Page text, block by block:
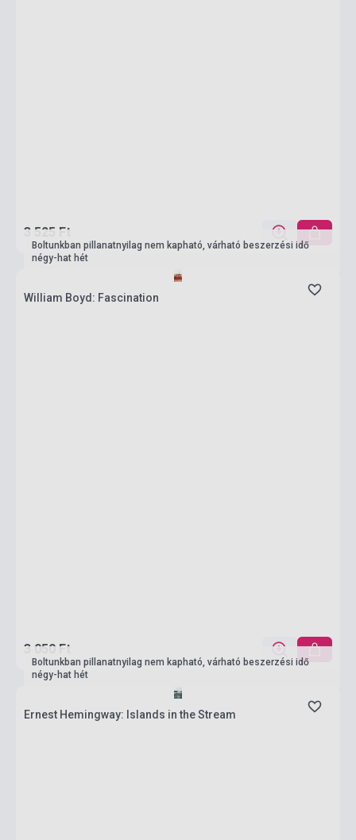
3 525 Ft
Boltunkban pillanatnyilag nem kapható, várható beszerzési idő
négy-hat hét
William Boyd: Fascination
3 050 Ft
Boltunkban pillanatnyilag nem kapható, várható beszerzési idő
négy-hat hét
Ernest Hemingway: Islands in the Stream